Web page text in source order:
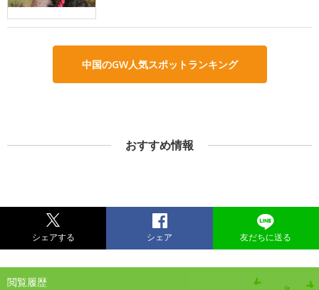
中国のGW人気スポットランキング
おすすめ情報
シェアする シェア 友だちに送る
閲覧履歴